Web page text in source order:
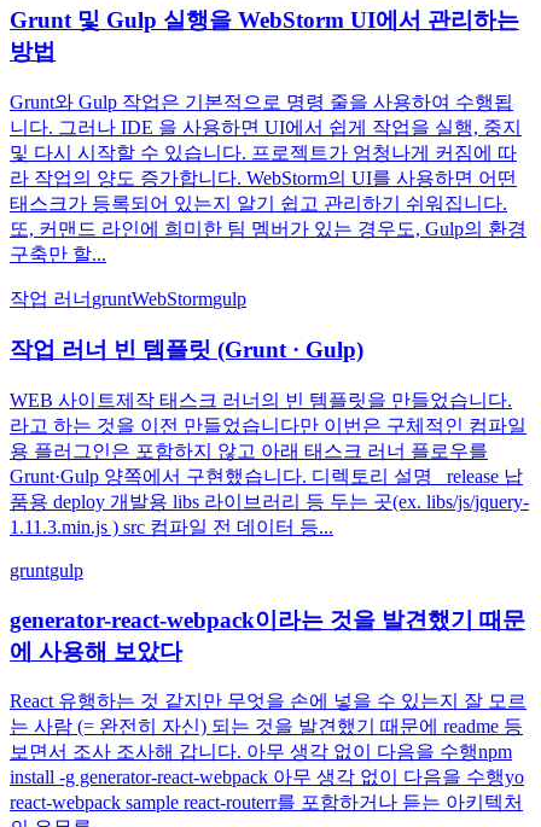
Grunt 및 Gulp 실행을 WebStorm UI에서 관리하는
방법
Grunt와 Gulp 작업은 기본적으로 명령 줄을 사용하여 수행됩
니다. 그러나 IDE 을 사용하면 UI에서 쉽게 작업을 실행, 중지
및 다시 시작할 수 있습니다. 프로젝트가 엄청나게 커짐에 따
라 작업의 양도 증가합니다. WebStorm의 UI를 사용하면 어떤
태스크가 등록되어 있는지 알기 쉽고 관리하기 쉬워집니다.
또, 커맨드 라인에 희미한 팀 멤버가 있는 경우도, Gulp의 환경
구축만 할...
작업 러너 gruntWebStormgulp
작업 러너 빈 템플릿 (Grunt · Gulp)
WEB 사이트제작 태스크 러너의 빈 템플릿을 만들었습니다.
라고 하는 것을 이전 만들었습니다만 이번은 구체적인 컴파일
용 플러그인은 포함하지 않고 아래 태스크 러너 플로우를
Grunt·Gulp 양쪽에서 구현했습니다. 디렉토리 설명 _release 납
품용 deploy 개발용 libs 라이브러리 등 두는 곳(ex. libs/js/jquery-
1.11.3.min.js ) src 컴파일 전 데이터 등...
gruntgulp
generator-react-webpack이라는 것을 발견했기 때문
에 사용해 보았다
React 유행하는 것 같지만 무엇을 손에 넣을 수 있는지 잘 모르
는 사람 (= 완전히 자신) 되는 것을 발견했기 때문에 readme 등
보면서 조사 조사해 갑니다. 아무 생각 없이 다음을 수행npm
install -g generator-react-webpack 아무 생각 없이 다음을 수행yo
react-webpack sample react-routerr를 포함하거나 듣는 아키텍처